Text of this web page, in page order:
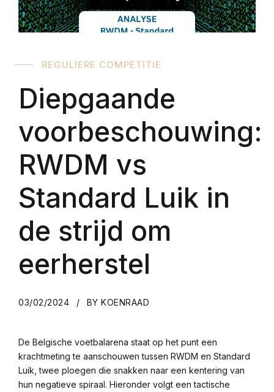
REGULIERE COMPETITIE
Diepgaande
voorbeschouwing:
RWDM vs
Standard Luik in
de strijd om
eerherstel
03/02/2024 BY KOENRAAD
De Belgische voetbalarena staat op het punt een
krachtmeting te aanschouwen tussen RWDM en Standard
Luik, twee ploegen die snakken naar een kentering van
hun negatieve spiraal. Hieronder volgt een tactische